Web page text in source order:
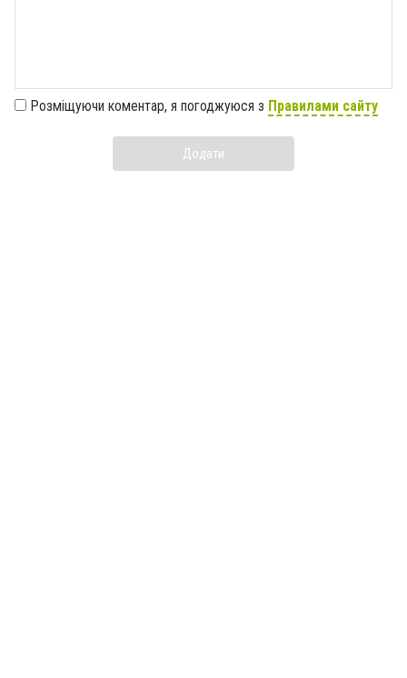
Розміщуючи коментар, я погоджуюся з Правилами сайту
Додати